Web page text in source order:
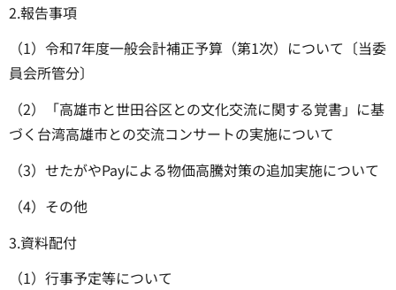
2.報告事項
（1）令和7年度一般会計補正予算（第1次）について〔当委
員会所管分〕
（2）「高雄市と世田谷区との文化交流に関する覚書」に基
づく台湾高雄市との交流コンサートの実施について
（3）せたがやPayによる物価高騰対策の追加実施について
（4）その他
3.資料配付
（1）行事予定等について